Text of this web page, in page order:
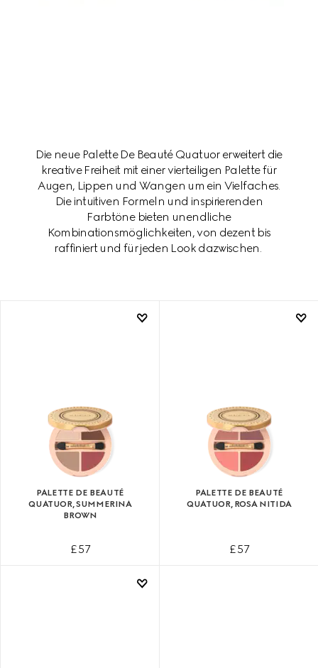
Die neue Palette De Beauté Quatuor erweitert die
kreative Freiheit mit einer vierteiligen Palette für
Augen, Lippen und Wangen um ein Vielfaches.
Die intuitiven Formeln und inspirierenden
Farbtöne bieten unendliche
Kombinationsmöglichkeiten, von dezent bis
raffiniert und für jeden Look dazwischen.
PALETTE DE BEAUTÉ
QUATUOR, SUMMERINA
BROWN
£ 57
PALETTE DE BEAUTÉ
QUATUOR, ROSA NITIDA
£ 57